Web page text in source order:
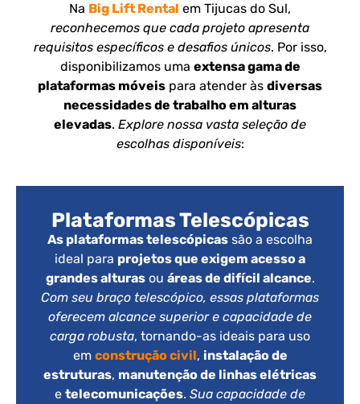
Na Big Lift Rental em Tijucas do Sul,
reconhecemos que cada projeto apresenta
requisitos específicos e desafios únicos. Por isso,
disponibilizamos uma extensa gama de
plataformas móveis para atender às diversas
necessidades de trabalho em alturas
elevadas. Explore nossa vasta seleção de
escolhas disponíveis:
Plataformas Telescópicas
As plataformas telescópicas são a escolha
ideal para projetos que exigem acesso a
grandes alturasou áreas de difícil alcance.
Com seu braço telescópico, essas plataformas
oferecem alcance superior e capacidade de
carga robusta, tornando-as ideais para uso
em construção civil, instalação de
estruturas, manutenção de linhas elétricas
e telecomunicações. Sua capacidade de